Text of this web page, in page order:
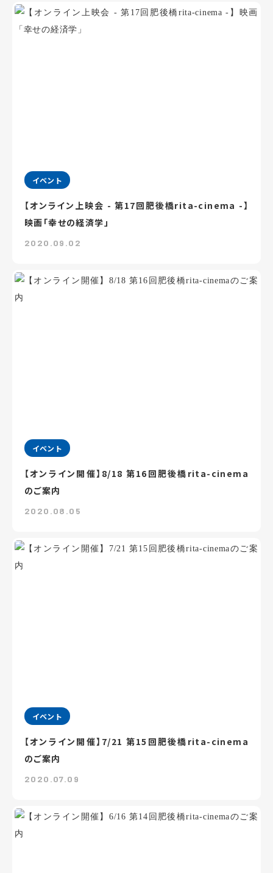
イベント
【オンライン上映会 - 第17回肥後橋rita-cinema -】
映画「幸せの経済学」
2020.09.02
イベント
【オンライン開催】8/18 第16回肥後橋rita-cinema
のご案内
2020.08.05
イベント
【オンライン開催】7/21 第15回肥後橋rita-cinema
のご案内
2020.07.09